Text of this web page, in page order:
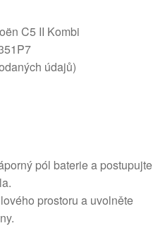
C5 II Kombi
údajů)
pól baterie a postupujte
prostoru a uvolněte